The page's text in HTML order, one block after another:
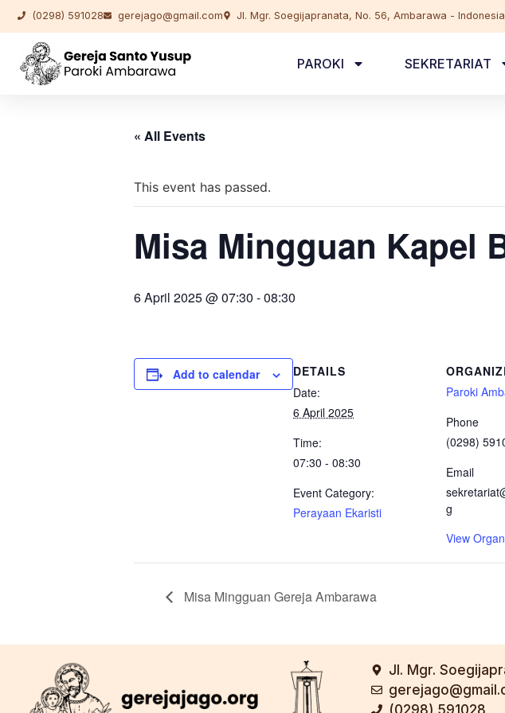
(0298) 591028 gerejago@gmail.com Jl. Mgr. Soegijapranata, No. 56, Ambarawa - Indonesia
PAROKI SEKRETARIAT
« All Events
This event has passed.
Misa Mingguan Kapel
6 April 2025 @ 07:30 -08:30
Add to calendar
DETAILS
Date:
6 April 2025
Time:
07:30 - 08:30
Event Category:
Perayaan Ekaristi
Paroki
Phone
(0298)
Email
g
View
Misa Mingguan Gereja Ambarawa
Jl. Mgr.
(0298) 591028